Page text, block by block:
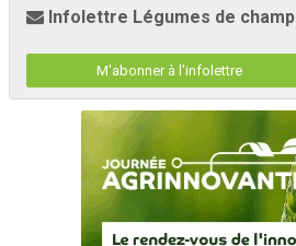
Infolettre Légumes de champ
M'abonner à l'infolettre